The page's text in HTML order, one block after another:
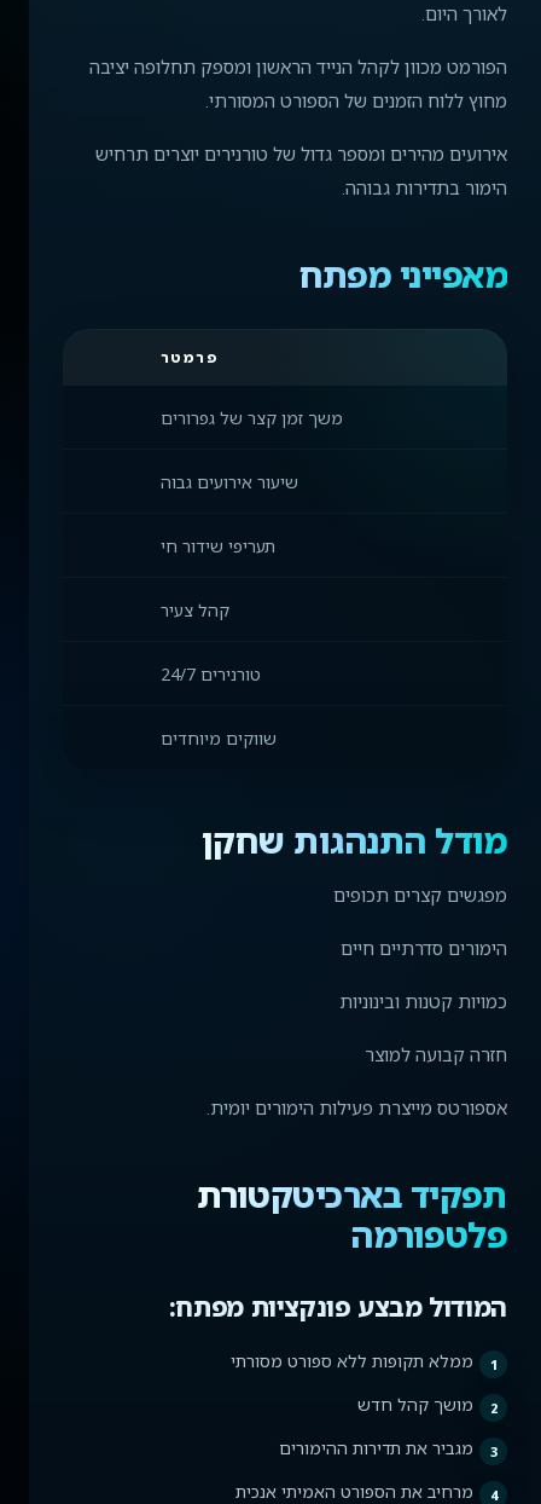
לאורך היום.
הפורמט מכוון לקהל הנייד הראשון ומספק תחלופה יציבה
מחוץ ללוח הזמנים של הספורט המסורתי.
אירועים מהירים ומספר גדול של טורנירים יוצרים תרחיש
הימור בתדירות גבוהה.
מאפייני מפתח
פרמטר
משך זמן קצר של גפרורים
שיעור אירועים גבוה
תעריפי שידור חי
קהל צעיר
טורנירים 24/7
שווקים מיוחדים
מודל התנהגות שחקן
מפגשים קצרים תכופים
הימורים סדרתיים חיים
כמויות קטנות ובינוניות
חזרה קבועה למוצר
אספורטס מייצרת פעילות הימורים יומית.
תפקיד בארכיטקטורת
פלטפורמה
המודול מבצע פונקציות מפתח:
ממלא תקופות ללא ספורט מסורתי
מושך קהל חדש
מגביר את תדירות ההימורים
מרחיב את הספורט האמיתי אנכית